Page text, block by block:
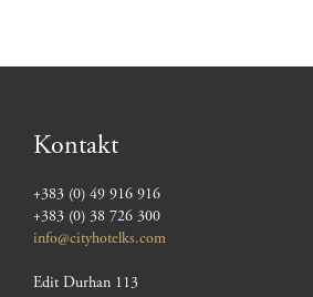
Kontakt
+383 (0) 49 916 916
+383 (0) 38 726 300
info@cityhotelks.com
Edit Durhan 113